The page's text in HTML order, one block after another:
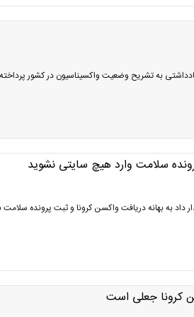
به تشریح وضعیت واکسیناسیون در کشور پرداخته
سلامت وارد هیچ سایتی نشوید
داد به بهانه دریافت واکسن کرونا و ثبت پرونده سلامت
کرونا جعلی است